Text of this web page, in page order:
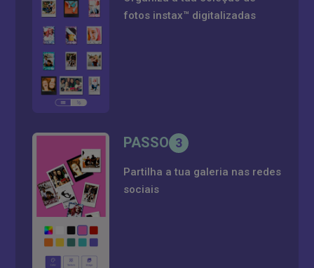
fotos instax™ digitalizadas
PASSO 3
Partilha a tua galeria nas redes
sociais